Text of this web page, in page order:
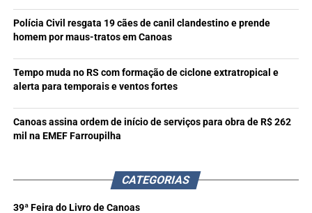
Polícia Civil resgata 19 cães de canil clandestino e prende
homem por maus-tratos em Canoas
Tempo muda no RS com formação de ciclone extratropical e
alerta para temporais e ventos fortes
Canoas assina ordem de início de serviços para obra de R$ 262
mil na EMEF Farroupilha
CATEGORIAS
39ª Feira do Livro de Canoas